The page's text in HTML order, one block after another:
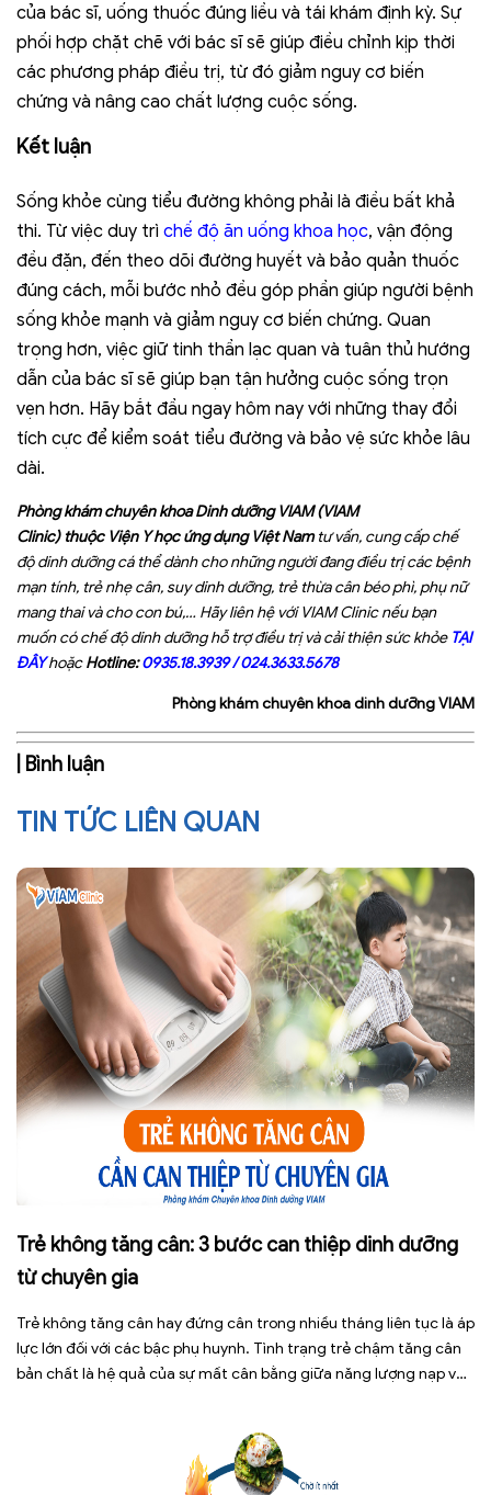
của bác sĩ, uống thuốc đúng liều và tái khám định kỳ. Sự
phối hợp chặt chẽ với bác sĩ sẽ giúp điều chỉnh kịp thời
các phương pháp điều trị, từ đó giảm nguy cơ biến
chứng và nâng cao chất lượng cuộc sống.
Kết luận
Sống khỏe cùng tiểu đường không phải là điều bất khả
thi. Từ việc duy trì chế độ ăn uống khoa học, vận động
đều đặn, đến theo dõi đường huyết và bảo quản thuốc
đúng cách, mỗi bước nhỏ đều góp phần giúp người bệnh
sống khỏe mạnh và giảm nguy cơ biến chứng. Quan
trọng hơn, việc giữ tinh thần lạc quan và tuân thủ hướng
dẫn của bác sĩ sẽ giúp bạn tận hưởng cuộc sống trọn
vẹn hơn. Hãy bắt đầu ngay hôm nay với những thay đổi
tích cực để kiểm soát tiểu đường và bảo vệ sức khỏe lâu
dài.
Phòng khám chuyên khoa Dinh dưỡng VIAM (VIAM
Clinic) thuộc Viện Y học ứng dụng Việt Namtư vấn, cung cấp chế
độ dinh dưỡng cá thể dành cho những người đang điều trị các bệnh
mạn tính, trẻ nhẹ cân, suy dinh dưỡng, trẻ thừa cân béo phì, phụ nữ
mang thai và cho con bú,… Hãy liên hệ với VIAM Clinic nếu bạn
muốn có chế độ dinh dưỡng hỗ trợ điều trị và cải thiện sức khỏe TẠI
ĐÂYhoặcHotline:0935.18.3939/024.3633.5678
Phòng khám chuyên khoa dinh dưỡng VIAM
| Bình luận
TIN TỨC LIÊN QUAN
Trẻ không tăng cân: 3 bước can thiệp dinh dưỡng
từ chuyên gia
Trẻ không tăng cân hay đứng cân trong nhiều tháng liên tục là áp
lực lớn đối với các bậc phụ huynh. Tình trạng trẻ chậm tăng cân
bản chất là hệ quả của sự mất cân bằng giữa năng lượng nạp vào